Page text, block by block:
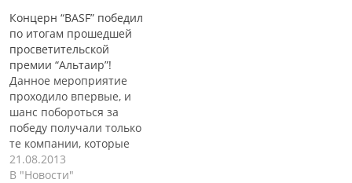
Концерн “BASF” победил
по итогам прошедшей
просветительской
премии “Альтаир”!
Данное мероприятие
проходило впервые, и
шанс побороться за
победу получали только
те компании, которые
поспособствовали своими
разработками
21.08.2013
В "Новости"